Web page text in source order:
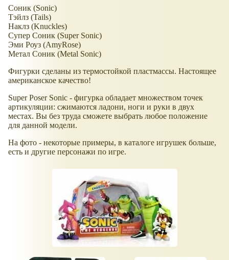
Соник (Sonic)
Тэйлз (Tails)
Наклз (Knuckles)
Супер Соник (Super Sonic)
Эми Роуз (AmyRose)
Метал Соник (Metal Sonic)
Фигурки сделаны из термостойкой пластмассы. Настоящее
американское качество!
Super Poser Sonic - фигурка обладает множеством точек
артикуляции: сжимаются ладони, ноги и руки в двух
местах. Вы без труда сможете выбрать любое положение
для данной модели.
На фото - некоторые примеры, в каталоге игрушек больше,
есть и другие персонажи по игре.